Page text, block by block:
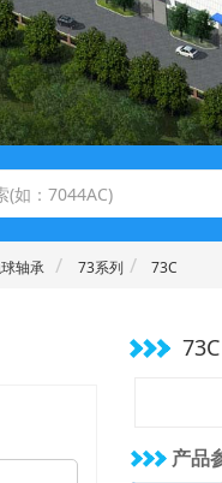
轴承 73系列 73C
73C
产品